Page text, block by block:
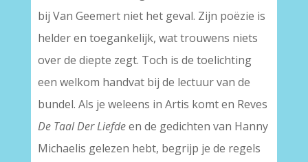
bij Van Geemert niet het geval. Zijn poëzie is
helder en toegankelijk, wat trouwens niets
over de diepte zegt. Toch is de toelichting
een welkom handvat bij de lectuur van de
bundel. Als je weleens in Artis komt en Reves
De Taal Der Liefdeen de gedichten van Hanny
Michaelis gelezen hebt, begrijp je de regels